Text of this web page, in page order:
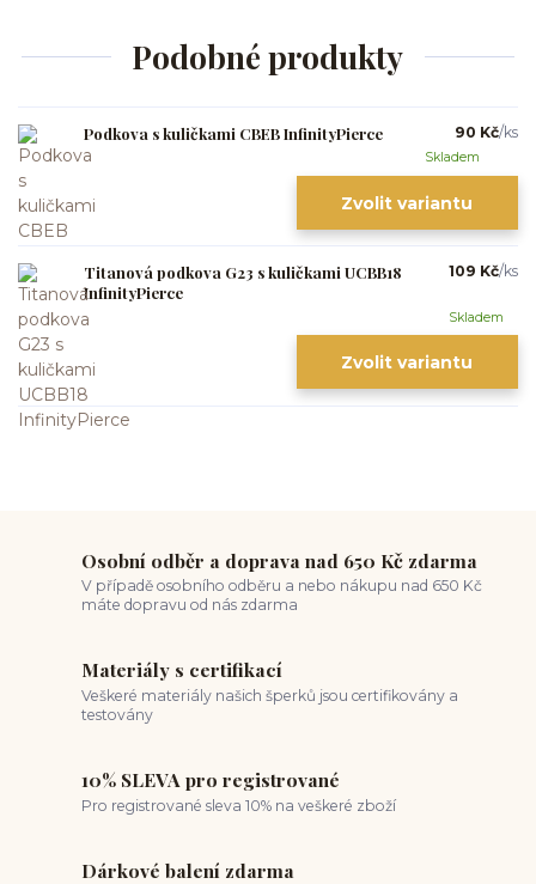
Podobné produkty
Podkova s kuličkami CBEB InfinityPierce 90 Kč/ks
Skladem
Zvolit variantu
Titanová podkova G23 s kuličkami UCBB18
InfinityPierce
109 Kč/ks
Skladem
Zvolit variantu
Osobní odběr a doprava nad 650 Kč zdarma
V případě osobního odběru a nebo nákupu nad 650 Kč
máte dopravu od nás zdarma
Materiály s certifikací
Veškeré materiály našich šperků jsou certifikovány a
testovány
10% SLEVA pro registrované
Pro registrované sleva 10% na veškeré zboží
Dárkové balení zdarma